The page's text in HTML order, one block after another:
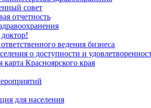
совет
отчетность
ведения бизнеса
о доступности и
карта Красноярского края
для населения